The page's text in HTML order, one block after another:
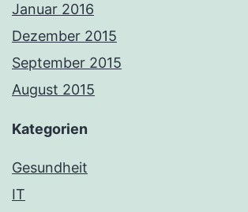
Januar 2016
Dezember 2015
September 2015
August 2015
Kategorien
Gesundheit
IT